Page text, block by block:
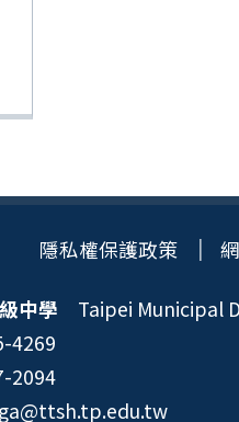
隱私權保護政策
中學 Taipei Municipal
4269
2094